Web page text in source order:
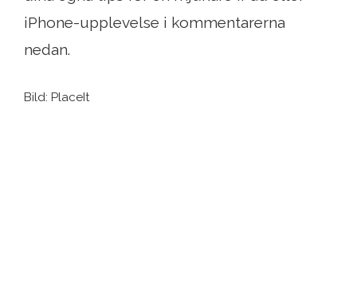
iPhone-upplevelse i kommentarerna
nedan.
Bild: PlaceIt